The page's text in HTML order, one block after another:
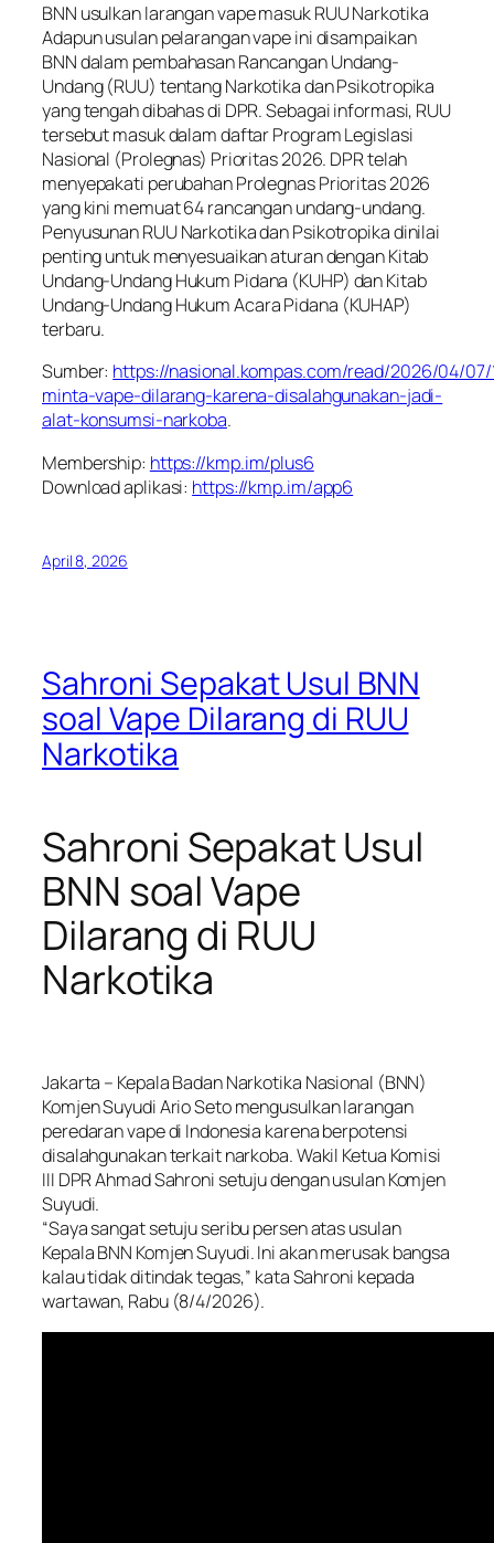
BNN usulkan larangan vape masuk RUU Narkotika
Adapun usulan pelarangan vape ini disampaikan
BNN dalam pembahasan Rancangan Undang-
Undang (RUU) tentang Narkotika dan Psikotropika
yang tengah dibahas di DPR. Sebagai informasi, RUU
tersebut masuk dalam daftar Program Legislasi
Nasional (Prolegnas) Prioritas 2026. DPR telah
menyepakati perubahan Prolegnas Prioritas 2026
yang kini memuat 64 rancangan undang-undang.
Penyusunan RUU Narkotika dan Psikotropika dinilai
penting untuk menyesuaikan aturan dengan Kitab
Undang-Undang Hukum Pidana (KUHP) dan Kitab
Undang-Undang Hukum Acara Pidana (KUHAP)
terbaru.
Sumber: https://nasional.kompas.com/read/2026/04/07/
minta-vape-dilarang-karena-disalahgunakan-jadi-
alat-konsumsi-narkoba.
Membership: https://kmp.im/plus6
Download aplikasi: https://kmp.im/app6
April 8, 2026
Sahroni Sepakat Usul BNN
soal Vape Dilarang di RUU
Narkotika
Sahroni Sepakat Usul
BNN soal Vape
Dilarang di RUU
Narkotika
Jakarta – Kepala Badan Narkotika Nasional (BNN)
Komjen Suyudi Ario Seto mengusulkan larangan
peredaran vape di Indonesia karena berpotensi
disalahgunakan terkait narkoba. Wakil Ketua Komisi
III DPR Ahmad Sahroni setuju dengan usulan Komjen
Suyudi.
“Saya sangat setuju seribu persen atas usulan
Kepala BNN Komjen Suyudi. Ini akan merusak bangsa
kalau tidak ditindak tegas,” kata Sahroni kepada
wartawan, Rabu (8/4/2026).